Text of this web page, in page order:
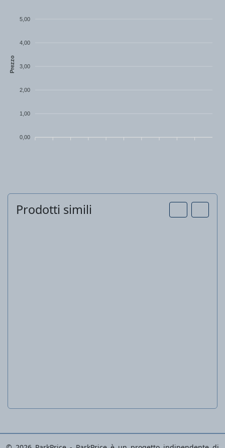
5,00
4,00
3,00
2,00
1,00
0,00
Prezzo
Prodotti simili